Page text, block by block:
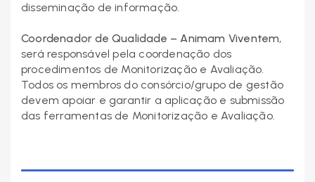
disseminação de informação.
Coordenador de Qualidade – Animam Viventem,
será responsável pela coordenação dos
procedimentos de Monitorização e Avaliação.
Todos os membros do consórcio/grupo de gestão
devem apoiar e garantir a aplicação e submissão
das ferramentas de Monitorização e Avaliação.